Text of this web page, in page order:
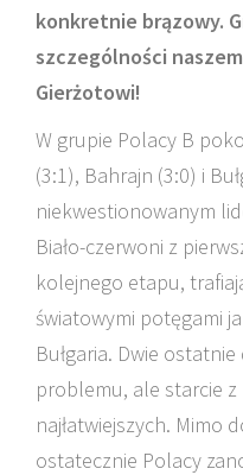
konkretnie brązowy.
szczególności
Gierżotowi!
W grupie Polacy B
(3:1), Bahrajn (3:0) i
niekwestionowanym
Biało-czerwoni z
kolejnego etapu,
światowymi potęgami
Bułgaria. Dwie
problemu, ale starcie z
najłatwiejszych. Mimo
ostatecznie Polacy